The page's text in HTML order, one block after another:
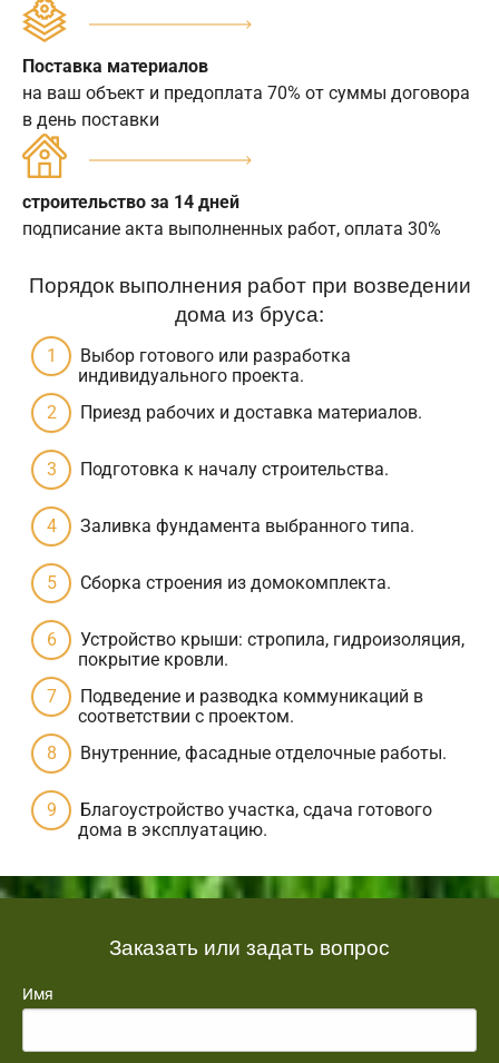
Поставка материалов
на ваш объект и предоплата 70% от суммы договора
в день поставки
строительство за 14 дней
подписание акта выполненных работ, оплата 30%
Порядок выполнения работ при возведении
дома из бруса:
Выбор готового или разработка
индивидуального проекта.
Приезд рабочих и доставка материалов.
Подготовка к началу строительства.
Заливка фундамента выбранного типа.
Сборка строения из домокомплекта.
Устройство крыши: стропила, гидроизоляция,
покрытие кровли.
Подведение и разводка коммуникаций в
соответствии с проектом.
Внутренние, фасадные отделочные работы.
Благоустройство участка, сдача готового
дома в эксплуатацию.
Заказать или задать вопрос
Имя